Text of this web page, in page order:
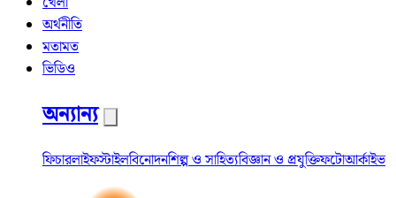
অর্থনীতি
মতামত
ভিডিও
অন্যান্য
ফিচারলাইফস্টাইলবিনোদনশিল্প ও সাহিত্যবিজ্ঞান ও প্রযুক্তিফটোআর্কাইভ